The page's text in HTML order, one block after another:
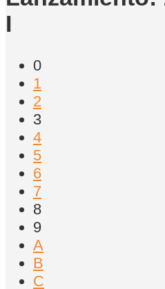
I
0
1
2
3
4
5
6
7
8
9
A
B
C